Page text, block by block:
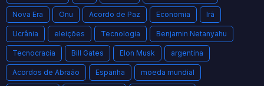
Nova Era Onu Acordo de Paz Economia Irã
Ucrânia eleições Tecnologia Benjamin Netanyahu
Tecnocracia Bill Gates Elon Musk argentina
Acordos de Abraão Espanha moeda mundial